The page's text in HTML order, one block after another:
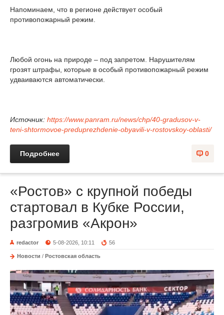
Напоминаем, что в регионе действует особый
противопожарный режим.
Любой огонь на природе – под запретом. Нарушителям
грозят штрафы, которые в особый противопожарный режим
удваиваются автоматически.
Источник: https://www.panram.ru/news/chp/40-gradusov-v-
teni-shtormovoe-preduprezhdenie-obyavili-v-rostovskoy-oblasti/
0
Подробнее
«Ростов» с крупной победы
стартовал в Кубке России,
разгромив «Акрон»
redactor 5-08-2026, 10:11 56
Новости / Ростовская область